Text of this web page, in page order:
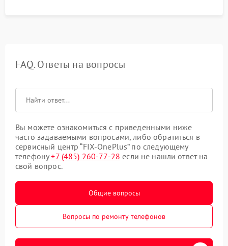
FAQ. Ответы на вопросы
Вы можете ознакомиться с приведенными ниже
часто задаваемыми вопросами, либо обратиться в
сервисный центр “FIX-OnePlus” по следующему
телефону+7 (485) 260-77-28 если не нашли ответ на
свой вопрос.
Общие вопросы
Вопросы по ремонту телефонов